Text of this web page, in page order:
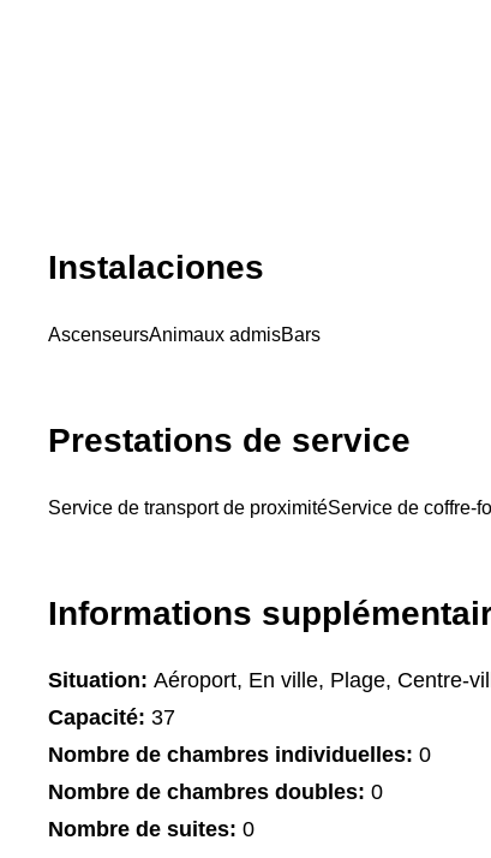
Instalaciones
AscenseursAnimaux admisBars
Prestations de service
Service de transport de proximitéService de coffre-
Informations
Situation: Aéroport, En ville, Plage, Centre-
Capacité: 37
Nombre de chambres individuelles: 0
Nombre de chambres doubles: 0
Nombre de suites: 0